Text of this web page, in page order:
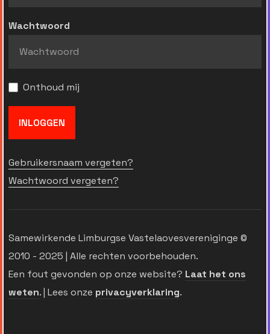
Wachtwoord
Onthoud mij
INLOGGEN
Gebruikersnaam vergeten?
Wachtwoord vergeten?
Samewirkende Limburgse Vastelaovesvereniginge ©
2010 - 2025 | Alle rechten voorbehouden.
Een fout gevonden op onze website? Laat het ons
weten. | Lees onze privacyverklaring.